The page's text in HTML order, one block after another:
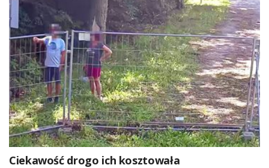
Ciekawość drogo ich kosztowała